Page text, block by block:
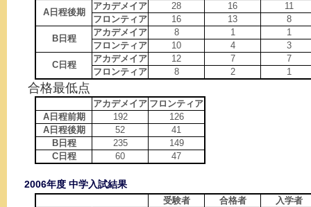
A日程後期
アカデメイア 28 16
11
フロンティア
16 13
8
B日程
アカデメイア 8 1
1
フロンティア
10 4
3
C日程
アカデメイア 12 7
7
フロンティア
8 2 1
合格最低点
アカデメイア フロンティア
A日程前期
192
126
A日程後期
52
41
B日程
235
149
C日程
60 47
2006年度 中学入試結果
受験者 合格者
入学者